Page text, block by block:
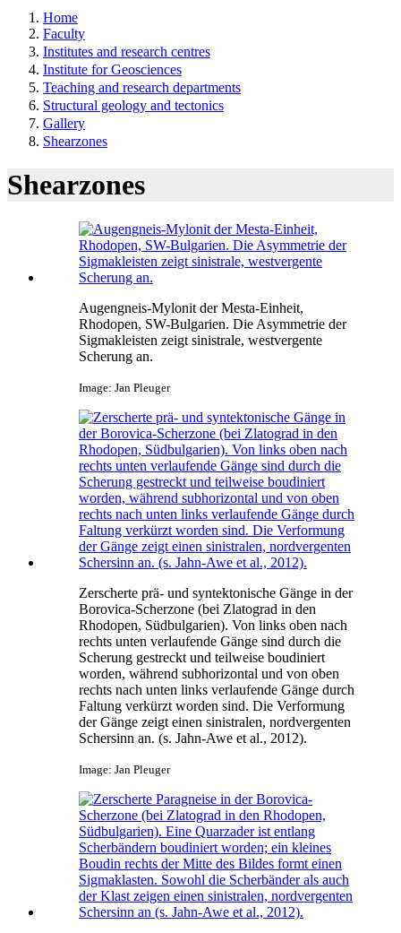
Home
Faculty
Institutes and research centres
Institute for Geosciences
Teaching and research departments
Structural geology and tectonics
Gallery
Shearzones
Shearzones
Augengneis-Mylonit der Mesta-Einheit,
Rhodopen, SW-Bulgarien. Die Asymmetrie der
Sigmakleisten zeigt sinistrale, westvergente
Scherung an.
Image: Jan Pleuger
Zerscherte prä- und syntektonische Gänge in der
Borovica-Scherzone (bei Zlatograd in den
Rhodopen, Südbulgarien). Von links oben nach
rechts unten verlaufende Gänge sind durch die
Scherung gestreckt und teilweise boudiniert
worden, während subhorizontal und von oben
rechts nach unten links verlaufende Gänge durch
Faltung verkürzt worden sind. Die Verformung
der Gänge zeigt einen sinistralen, nordvergenten
Schersinn an. (s. Jahn-Awe et al., 2012).
Image: Jan Pleuger